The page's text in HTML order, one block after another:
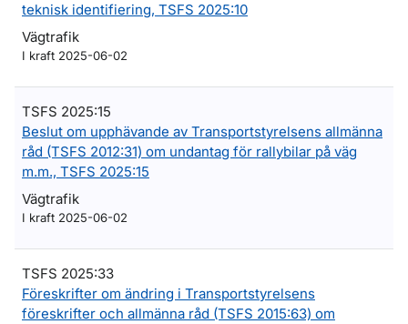
teknisk identifiering, TSFS 2025:10
Vägtrafik
I kraft 2025-06-02
TSFS 2025:15
Beslut om upphävande av Transportstyrelsens allmänna
råd (TSFS 2012:31) om undantag för rallybilar på väg
m.m., TSFS 2025:15
Vägtrafik
I kraft 2025-06-02
TSFS 2025:33
Föreskrifter om ändring i Transportstyrelsens
föreskrifter och allmänna råd (TSFS 2015:63) om